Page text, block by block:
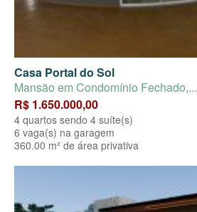
Casa Portal do Sol
Mansão em Condomínio Fechado,...
R$ 1.650.000,00
4 quartos sendo 4 suíte(s)
6 vaga(s) na garagem
360.00 m² de área privativa